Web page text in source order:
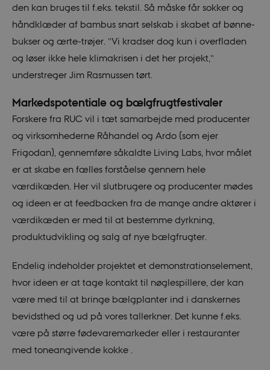
den kan bruges til f.eks. tekstil. Så måske får sokker og
håndklæder af bambus snart selskab i skabet af bønne-
bukser og ærte-trøjer. ”Vi kradser dog kun i overfladen
og løser ikke hele klimakrisen i det her projekt,”
understreger Jim Rasmussen tørt.
Markedspotentiale og bælgfrugtfestivaler
Forskere fra RUC vil i tæt samarbejde med producenter
og virksomhederne Råhandel og Ardo (som ejer
Frigodan), gennemføre såkaldte Living Labs, hvor målet
er at skabe en fælles forståelse gennem hele
værdikæden. Her vil slutbrugere og producenter mødes
og ideen er at feedbacken fra de mange andre aktører i
værdikæden er med til at bestemme dyrkning,
produktudvikling og salg af nye bælgfrugter.
Endelig indeholder projektet et demonstrationselement,
hvor ideen er at tage kontakt til nøglespillere, der kan
være med til at bringe bælgplanter ind i danskernes
bevidsthed og ud på vores tallerkner. Det kunne f.eks.
være på større fødevaremarkeder eller i restauranter
med toneangivende kokke .